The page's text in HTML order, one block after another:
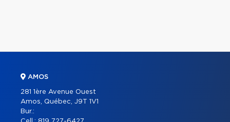
AMOS
281 1ère Avenue Ouest
Amos, Québec, J9T 1V1
Bur.: